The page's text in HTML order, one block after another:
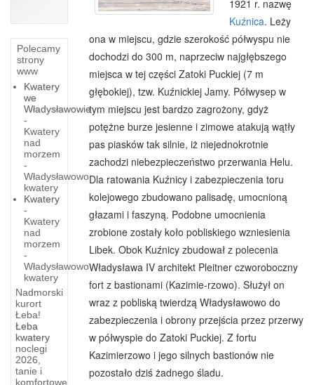
Polecamy
strony
www
Kwatery
we
Władysławowie
-
Kwatery
nad
morzem
-
Władysławowo
kwatery
Kwatery
-
Kwatery
nad
morzem
-
Władysławowo
kwatery
Nadmorski
kurort
Łeba!
Łeba
kwatery
noclegi
2026,
tanie i
komfortowe
Wycieczki
z
Chmielna
1921 r. nazwę
Kuźnica. Leży
ona w miejscu, gdzie szerokość półwyspu nie
dochodzi do 300 m, naprzeciw najgłębszego
miejsca w tej części Zatoki Puckiej (7 m
głębokiej), tzw. Kuźnickiej Jamy. Półwysep w
tym miejscu jest bardzo zagrożony, gdyż
potężne burze jesienne i zimowe atakują wątły
pas piasków tak silnie, iż niejednokrotnie
zachodzi niebezpieczeństwo przerwania Helu.
Dla ratowania Kuźnicy i zabezpieczenia toru
kolejowego zbudowano palisadę, umocnioną
głazami i faszyną. Podobne umocnienia
zrobione zostały koło pobliskiego wzniesienia
Libek. Obok Kuźnicy zbudował z polecenia
Władysława IV architekt Pleitner czworoboczny
fort z bastionami (Kazimie-rzowo). Służył on
wraz z pobliską twierdzą Władysławowo do
zabezpieczenia i obrony przejścia przez przerwy
w półwyspie do Zatoki Puckiej. Z fortu
Kazimierzowo i jego silnych bastionów nie
pozostało dziś żadnego śladu.